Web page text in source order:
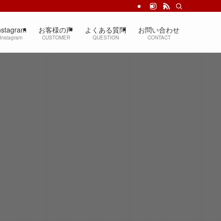
Instagram
お客様の声
CUSTOMER
よくある質問
QUESTION
お問い合わせ
CONTACT